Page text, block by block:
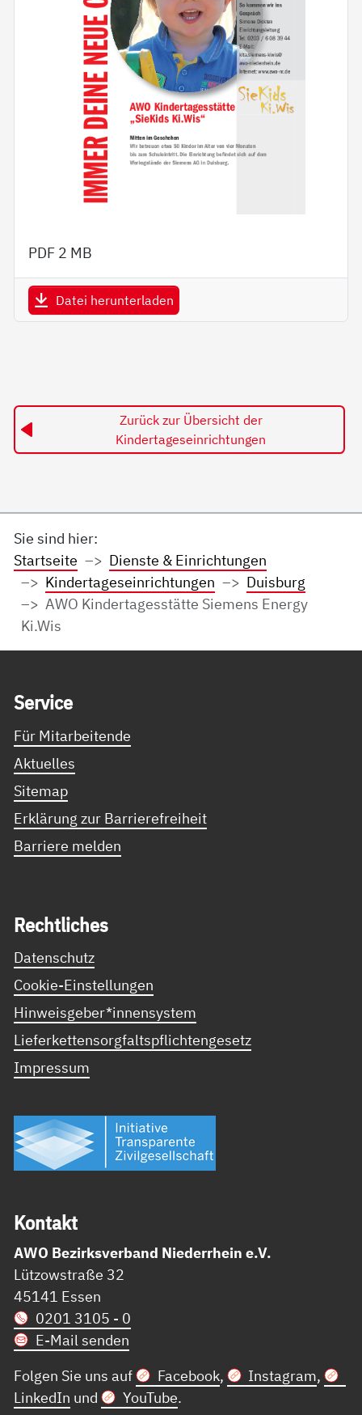
PDF 2 MB
Datei herunterladen
Zurück zur Übersicht der
Kindertageseinrichtungen
Sie sind hier:
Startseite
Dienste & Einrichtungen
Kindertageseinrichtungen
Duisburg
AWO Kindertagesstätte Siemens Energy
Ki.Wis
Ser­vice
Für Mitarbeitende
Aktuelles
Sitemap
Erklärung zur Barrierefreiheit
Barriere melden
Recht­li­ches
Datenschutz
Cookie-Einstellungen
Hinweisgeber*innensystem
Lieferkettensorgfaltspflichtengesetz
Impressum
Kon­takt
AWO Bezirksverband Niederrhein e.V.
Lützowstraße 32
45141 Essen
0201 3105 - 0
E-Mail senden
Folgen Sie uns auf
Facebook, Instagram,
LinkedIn und YouTube.